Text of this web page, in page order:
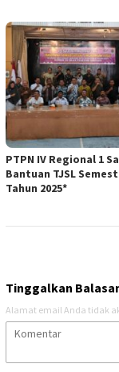
PTPN IV Regional 1
Bantuan TJSL
Tahun 2025*
Tinggalkan
Alamat email Anda tidak